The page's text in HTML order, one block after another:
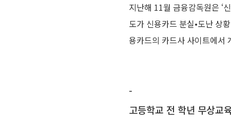
지난해 11월 금융감독원은 ‘
도가 신용카드 분실•도난 상
용카드의 카드사 사이트에서
-
고등학교 전 학년 무상교